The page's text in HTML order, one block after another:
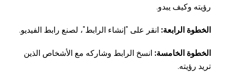
رؤيته وكيف يبدو.
الخطوة الرابعة: انقر على "إنشاء الرابط"، لصنع رابط الفيديو.
الخطوة الخامسة: انسخ الرابط وشاركه مع الأشخاص الذين
تريد رؤيته.